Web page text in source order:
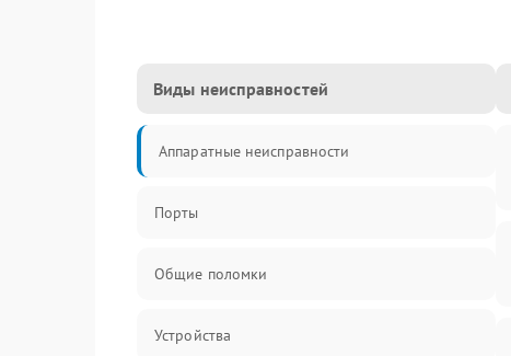
Виды неисправностей
Аппаратные неисправности
Порты
Общие поломки
Устройства